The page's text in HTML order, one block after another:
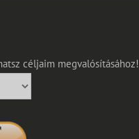
céljaim megvalósításához!